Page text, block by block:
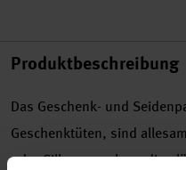
Produktbeschreibung
Das Geschenk- und
Geschenktüten, sind
oder Silber versehen, die